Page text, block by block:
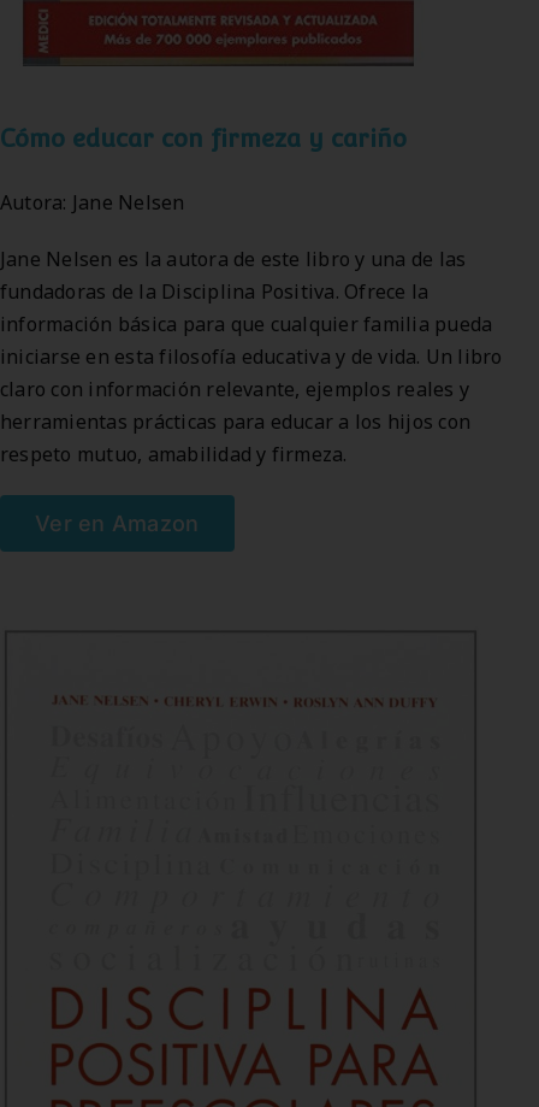
Cómo educar con firmeza y cariño
Autora: Jane Nelsen
Jane Nelsen es la autora de este libro y una de las
fundadoras de la Disciplina Positiva. Ofrece la
información básica para que cualquier familia pueda
iniciarse en esta filosofía educativa y de vida. Un libro
claro con información relevante, ejemplos reales y
herramientas prácticas para educar a los hijos con
respeto mutuo, amabilidad y firmeza.
Ver en Amazon